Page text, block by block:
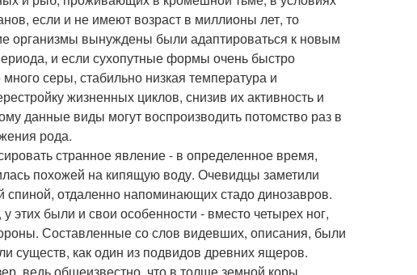
если и не имеют возраст в миллионы лет, то
организмы вынуждены были адаптироваться к новым
и если сухопутные формы очень быстро
серы, стабильно низкая температура и
жизненных циклов, снизив их активность и
данные виды могут воспроизводить потомство раз в
рода.
странное явление - в определенное время,
похожей на кипящую воду. Очевидцы заметили
отдаленно напоминающих стадо динозавров.
этих были и свои особенности - вместо четырех ног,
Составленные со слов видевших, описания, были
существ, как один из подвидов древних ящеров.